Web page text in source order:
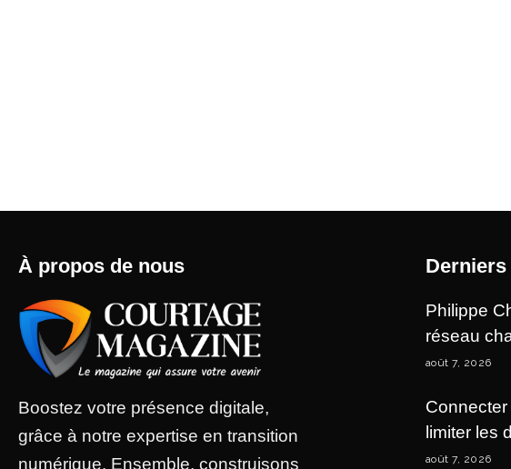
À propos de nous
Boostez votre présence digitale,
grâce à notre expertise en transition
numérique. Ensemble, construisons
Philippe
réseau
août 7, 2026
limiter les
août 7, 2026